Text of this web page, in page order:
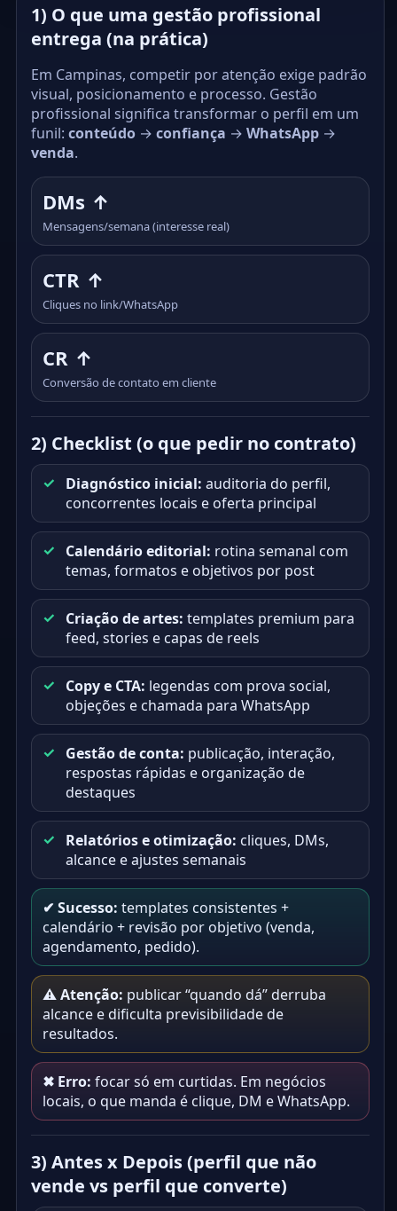
1) O que uma gestão profissional
entrega (na prática)
Em Campinas, competir por atenção exige padrão
visual, posicionamento e processo. Gestão
profissional significa transformar o perfil em um
funil: conteúdo → confiança → WhatsApp →
venda.
DMs ↑
Mensagens/semana (interesse real)
CTR ↑
Cliques no link/WhatsApp
CR ↑
Conversão de contato em cliente
2) Checklist (o que pedir no contrato)
Diagnóstico inicial: auditoria do perfil,
concorrentes locais e oferta principal
Calendário editorial: rotina semanal com
temas, formatos e objetivos por post
Criação de artes: templates premium para
feed, stories e capas de reels
Copy e CTA: legendas com prova social,
objeções e chamada para WhatsApp
Gestão de conta: publicação, interação,
respostas rápidas e organização de
destaques
Relatórios e otimização: cliques, DMs,
alcance e ajustes semanais
✔ Sucesso: templates consistentes +
calendário + revisão por objetivo (venda,
agendamento, pedido).
⚠ Atenção: publicar “quando dá” derruba
alcance e dificulta previsibilidade de
resultados.
✖ Erro: focar só em curtidas. Em negócios
locais, o que manda é clique, DM e WhatsApp.
3) Antes x Depois (perfil que não
vende vs perfil que converte)